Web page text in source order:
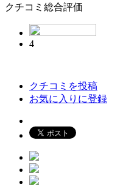
クチコミ総合評価
4
クチコミを投稿
お気に入りに登録